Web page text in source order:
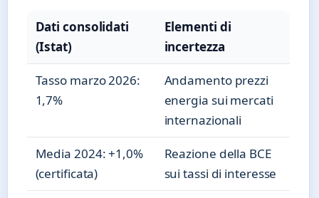
Dati consolidati
(Istat)
Elementi di
incertezza
Tasso marzo 2026:
1,7%
Andamento prezzi
energia sui mercati
internazionali
Media 2024: +1,0%
(certificata)
Reazione della BCE
sui tassi di interesse